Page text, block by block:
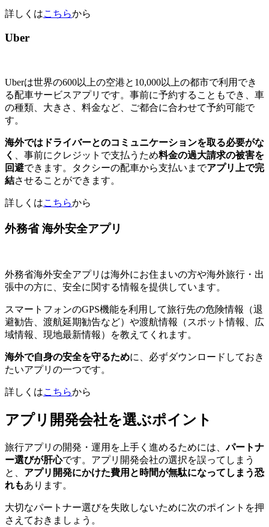
詳しくはこちらから
Uber
Uberは世界の600以上の空港と10,000以上の都市で利用でき
る配車サービスアプリです。事前に予約することもでき、車
の種類、大きさ、料金など、ご都合に合わせて予約可能で
す。
海外ではドライバーとのコミュニケーションを取る必要がな
く
、事前にクレジットで支払うため料金の過大請求の被害を
回避できます。タクシーの配車から支払いまでアプリ上で完
結させることができます。
詳しくはこちらから
外務省 海外安全アプリ
外務省海外安全アプリは海外にお住まいの方や海外旅行・出
張中の方に、安全に関する情報を提供しています。
スマートフォンのGPS機能を利用して旅行先の危険情報（退
避勧告、渡航延期勧告など）や渡航情報（スポット情報、広
域情報、現地最新情報）を教えてくれます。
海外で自身の安全を守るために、必ずダウンロードしておき
たいアプリの一つです。
詳しくはこちらから
アプリ開発会社を選ぶポイント
旅行アプリの開発・運用を上手く進めるためには、パートナ
ー選びが肝心です。アプリ開発会社の選択を誤ってしまう
と、 アプリ開発にかけた費用と時間が無駄になってしまう恐
れもあります。
大切なパートナー選びを失敗しないために次のポイントを押
さえておきましょう。